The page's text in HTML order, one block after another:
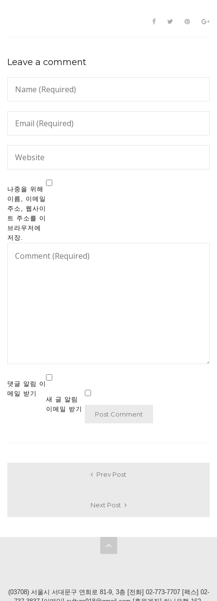
Leave a comment
나중을 위해
이름, 이메일
주소, 웹사이
트 주소를 이
브라우저에
저장.
댓글 알림 이
메일 받기
새 글 알림
이메일 받기
Prev Post
Next Post
(03708) 서울시 서대문구 연희로 81-9, 3층 [전화] 02-773-7707 [팩스] 02-